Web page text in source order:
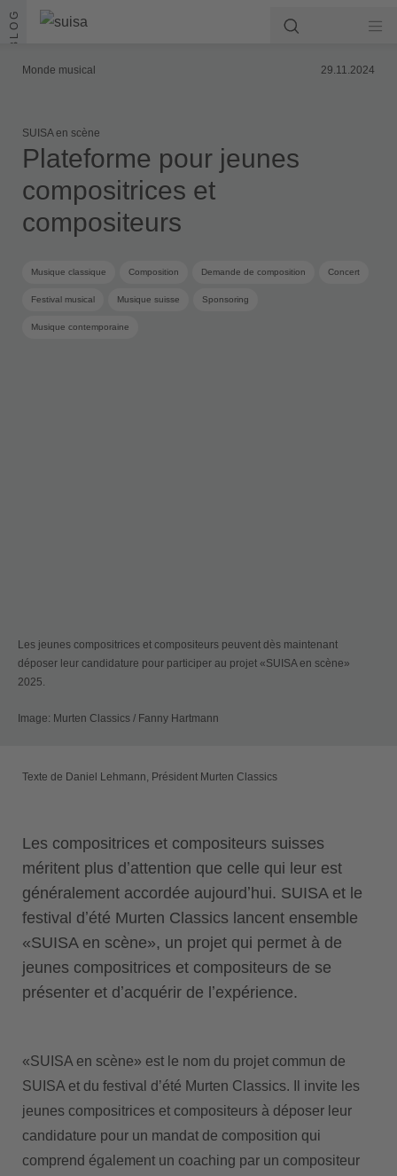
Aller au contenu
BLOG
Monde musical 29.11.2024
SUISA en scène
Plateforme pour jeunes
compositrices et
compositeurs
Musique classique Composition Demande de composition Concert
Festival musical Musique suisse Sponsoring
Musique contemporaine
Les jeunes compositrices et compositeurs peuvent dès maintenant
déposer leur candidature pour participer au projet «SUISA en scène»
2025.
Image: Murten Classics / Fanny Hartmann
Texte de Daniel Lehmann, Président Murten Classics
Les compositrices et compositeurs suisses
méritent plus dʼattention que celle qui leur est
généralement accordée aujourdʼhui. SUISA et le
festival dʼété Murten Classics lancent ensemble
«SUISA en scène», un projet qui permet à de
jeunes compositrices et compositeurs de se
présenter et dʼacquérir de lʼexpérience.
«SUISA en scène» est le nom du projet commun de
SUISA et du festival dʼété Murten Classics. Il invite les
jeunes compositrices et compositeurs à déposer leur
candidature pour un mandat de composition qui
comprend également un coaching par un compositeur